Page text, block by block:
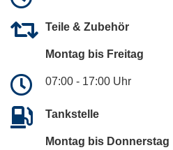
Teile & Zubehör
Montag bis Freitag
07:00 - 17:00 Uhr
Tankstelle
Montag bis Donnerstag